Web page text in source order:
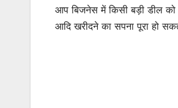
आप बिजनेस में किसी बड़ी डील
आदि खरीदने का सपना पूरा हो